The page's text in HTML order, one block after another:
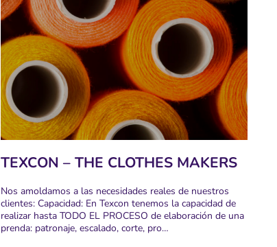
TEXCON – THE CLOTHES MAKERS
Nos amoldamos a las necesidades reales de nuestros
clientes: Capacidad: En Texcon tenemos la capacidad de
realizar hasta TODO EL PROCESO de elaboración de una
prenda: patronaje, escalado, corte, pro…